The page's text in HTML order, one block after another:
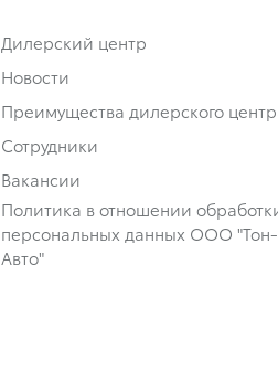
Дилерский центр
Новости
Преимущества дилерского
Сотрудники
Вакансии
Политика в отношении
персональных данных ООО "Тон-
Авто"